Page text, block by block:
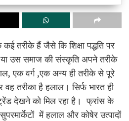
तरीके हैं जैसे कि शिक्षा पद्धति पर
या उस समाज की संस्कृति अपने तरीके
एक वर्ग ,एक अन्य ही तरीके से पूरे
वह तरीका है हलाल। सिर्फ भारत ही
ट्रेंड देखने को मिल रहा है। फ्रांस के
में हलाल और कोषेर उत्पादों